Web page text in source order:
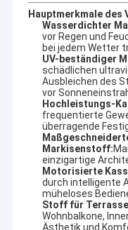
Qualitätskontrolle
Kontakt mit uns
Neuigkeiten
Bitte um ein
Ausziehbare
wasserdichte
Hauptmerkmale
Wasserdichter
vor Regen und
bei jedem Wetter
UV-beständiger
schädlichen
Ausbleichen des
vor
Hochleistungs-
frequentierte
überragende
Markisenstoff:
einzigartige
Motorisierte
durch intelligente
müheloses
Stoff für
Wohnbalkone,
Ästhetik und
für den Außenbereich
Wirtschaftszyklus
einen hohen Ruf
Es handelt sich hierbei
Markise-Komponenten,
gibt auch
Aluminiumlegierung,
und andere hochwertige
Qualität zuerst und
lange Qualitätsgarantie,
hochwertigem Service,
Installation, After-Sales
Aufgrund unserer